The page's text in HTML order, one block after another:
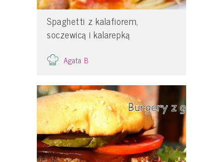
Spaghetti z kalafiorem,
soczewicą i kalarepką
Agata B